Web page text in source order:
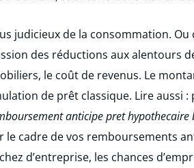
judicieux de la consommation. Ou
des réductions aux alentours
le coût de revenus. Le
de prêt classique. Lire aussi
anticipe pret hypothecaire
cadre de vos remboursements
d’entreprise, les chances